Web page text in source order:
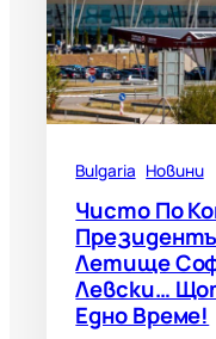
Bulgaria Новини
Чисто По
Летище
Левски…
Едно Време!